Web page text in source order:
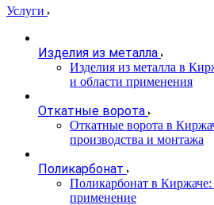
Услуги
Изделия из металла
Изделия из металла в
и области применения
Откатные ворота
Откатные ворота в
производства и монтажа
Поликарбонат
Поликарбонат в Киржаче:
применение